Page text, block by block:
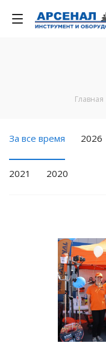
Главная
За все время 2026
2021 2020